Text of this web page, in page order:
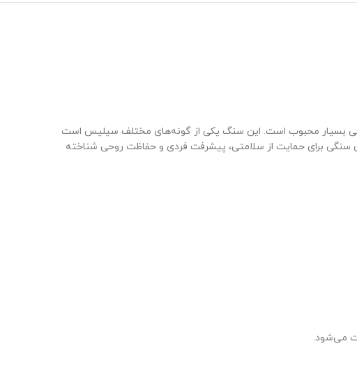
بسیار محبوب است. این سنگ یکی از گونه‌های مختلف سیلیس است
سنگی برای حمایت از سلامتی، پیشرفت فردی و حفاظت روحی شناخته
می‌شود.